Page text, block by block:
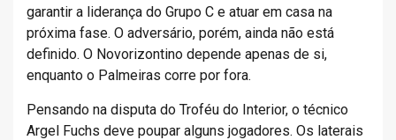
garantir a liderança do Grupo C e atuar em casa na
próxima fase. O adversário, porém, ainda não está
definido. O Novorizontino depende apenas de si,
enquanto o Palmeiras corre por fora.
Pensando na disputa do Troféu do Interior, o técnico
Argel Fuchs deve poupar alguns jogadores. Os laterais